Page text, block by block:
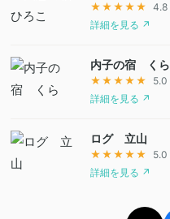
★★★★★
4.8
詳細を見る ↗
内子の宿 くら
★★★★★
5.0
詳細を見る ↗
ログ 立山
★★★★★
5.0
詳細を見る ↗